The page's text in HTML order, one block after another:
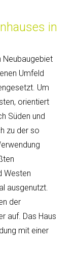
in
Neubaugebiet
Umfeld
Um
orientiert
Süden und
zu der so
Westen
ausgenutzt.
der
auf. Das Haus
mit einer